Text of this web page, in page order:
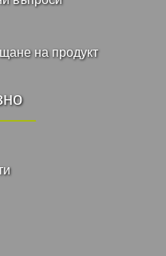
на продукт